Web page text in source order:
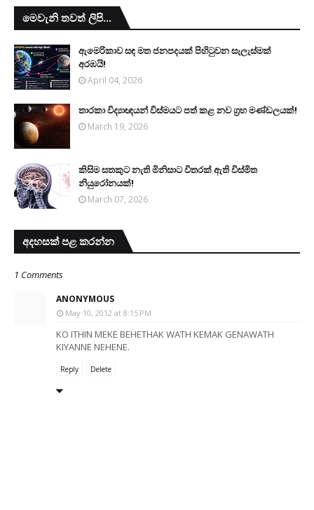
මෙවැනි තවත් ලිපි...
ඇමෙරිකාව සඳ මත ජනපදයක් පිහිටුවන සැලැස්මක්
අරඹයි!
April 04, 2026
තාරකා විද්‍යාඥයන් විස්මයට පත් කළ නව ග්‍රහ මණ්ඩලයක්!
March 19, 2026
කිසිම සතකුට නැති මිනිසාට විතරක් ඇති විස්මිත
නියුරෝනයක්!
March 07, 2026
අදහසක් පළ කරන්න
1 Comments
ANONYMOUS
May 10, 2012 at 8:15 PM
KO ITHIN MEKE BEHETHAK WATH KEMAK GENAWATH
KIYANNE NEHENE.
Reply Delete